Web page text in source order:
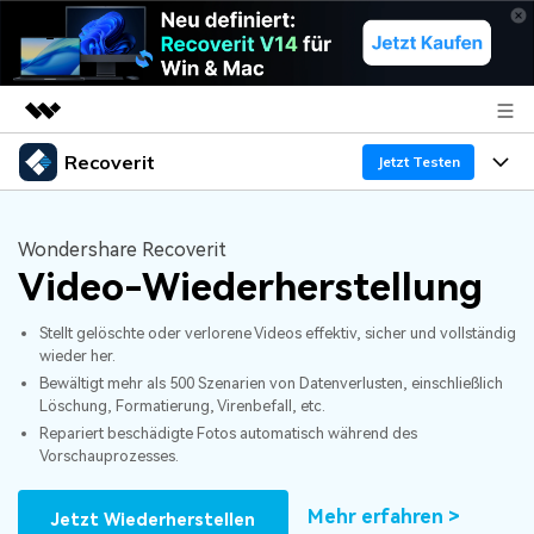
Top-Produkte
Dienstprogramme
Überblick
Lösungen
Über uns
Presseraum
Shop
Support
Recoverit Jetzt Testen
Recoverit für Windows
KI
Ein führendes Tool zur Datenrettung für Windows
Kostenlos Testen
Recoverit für Mac
Funktionen
Wiederherstellung von Laufwerken
Gel?schte Medien wiederherstellen
Exklusive Wiederherstellungsl?sungen
Ressourcen
Warum Recoverit
Experte für Datenrettung
Kundengeschichten
Guide
Wondershare Recoverit
Video-Wiederherstellung
Stellt gelöschte oder verlorene Videos effektiv, sicher und vollständig
wieder her.
Bewältigt mehr als 500 Szenarien von Datenverlusten, einschließlich
Löschung, Formatierung, Virenbefall, etc.
Repariert beschädigte Fotos automatisch während des
Vorschauprozesses.
Jetzt Wiederherstellen Mehr erfahren >